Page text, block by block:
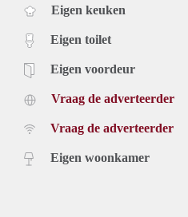
Eigen keuken
Eigen toilet
Eigen voordeur
Vraag de adverteerder
Vraag de adverteerder
Eigen woonkamer